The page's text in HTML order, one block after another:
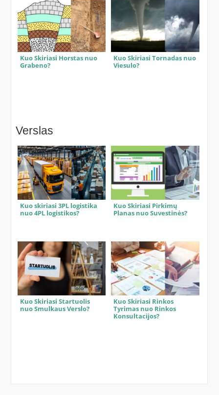
Kuo Skiriasi Horstas nuo
Grabeno?
Kuo Skiriasi Tornadas nuo
Viesulo?
Verslas
Kuo skiriasi 3PL logistika
nuo 4PL logistikos?
Kuo Skiriasi Pirkimų
Planas nuo Suvestinės?
Kuo Skiriasi Startuolis
nuo Smulkaus Verslo?
Kuo Skiriasi Rinkos
Tyrimas nuo Rinkos
Konsultacijos?